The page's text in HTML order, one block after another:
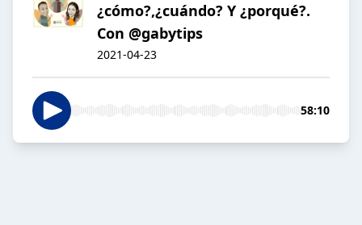
¿cómo?,¿cuándo? Y ¿porqué?.
Con @gabytips
2021-04-23
58:10